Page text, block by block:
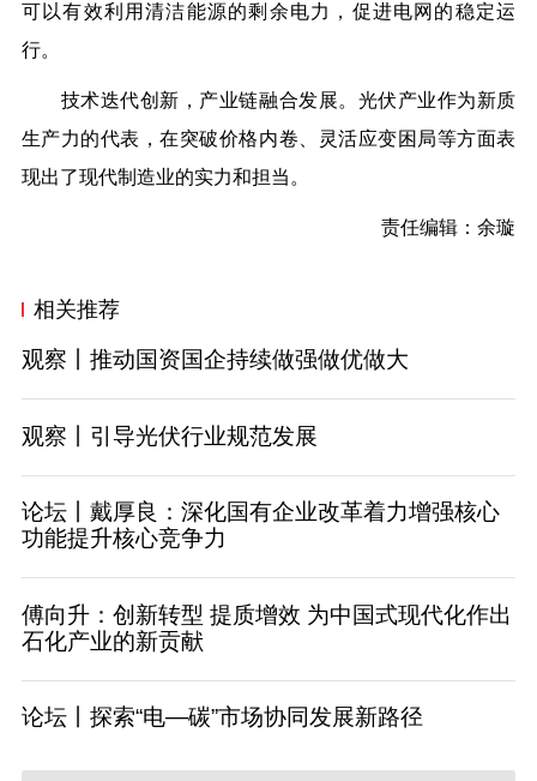
可以有效利用清洁能源的剩余电力，促进电网的稳定运
行。
技术迭代创新，产业链融合发展。光伏产业作为新质
生产力的代表，在突破价格内卷、灵活应变困局等方面表
现出了现代制造业的实力和担当。
责任编辑：余璇
相关推荐
观察丨推动国资国企持续做强做优做大
观察丨引导光伏行业规范发展
论坛丨戴厚良：深化国有企业改革着力增强核心
功能提升核心竞争力
傅向升：创新转型 提质增效 为中国式现代化作出
石化产业的新贡献
论坛丨探索“电—碳”市场协同发展新路径